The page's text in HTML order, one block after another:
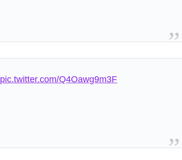
pic.twitter.com/Q4Oawg9m3F